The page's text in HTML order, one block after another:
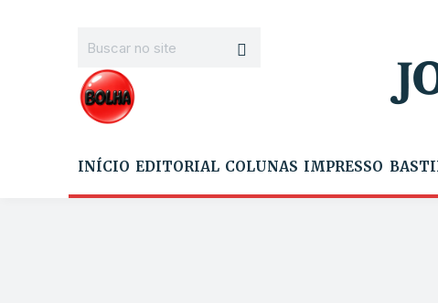
INÍCIO EDITORIAL COLUNAS IMPRESSO